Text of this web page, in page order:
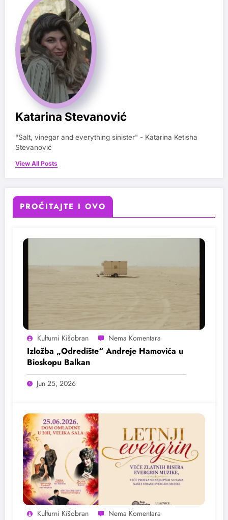
Katarina Stevanović
"Salt, vinegar and everything sinister" - Katarina Ketisha
Stevanović
View All Posts
PROČITAJTE I OVO
Kulturni Kišobran
Izložba „Odredište“ Andreje Hamovića u
Bioskopu Balkan
Jun 25, 2026
Kulturni Kišobran